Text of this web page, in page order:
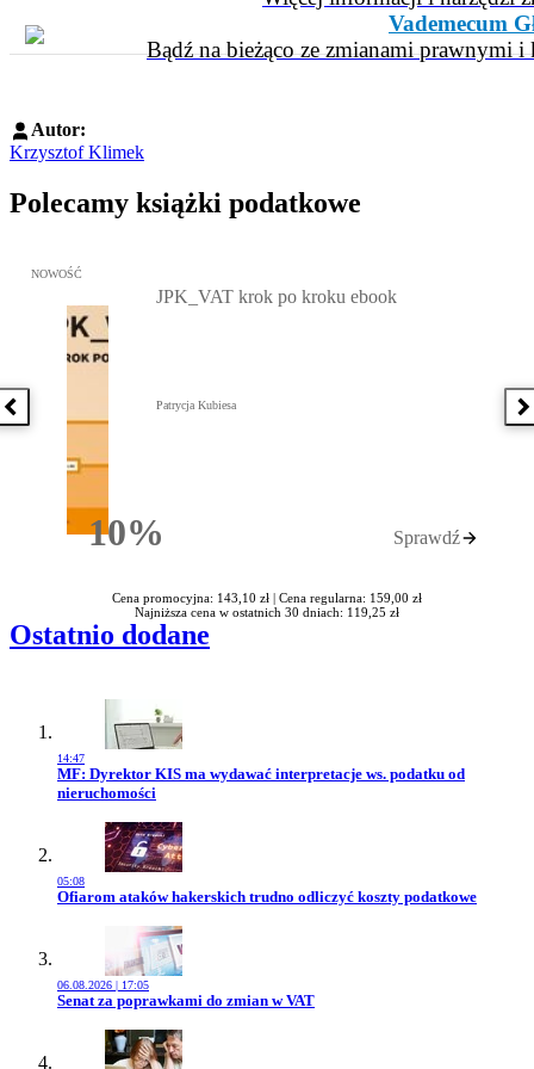
Vademecum
Bądź na bieżąco ze zmianami prawnymi
Autor:
Krzysztof Klimek
Polecamy książki podatkowe
Poprzednia książka
Przejdź do: JPK_VAT krok po kroku ebook, Patrycja Kubiesa -
NOWOŚĆ
10%Rabatu
JPK_VAT krok po kroku ebook
Patrycja Kubiesa
Sprawdź
Cena promocyjna: 143,10 zł | Cena regularna: 159,00 zł
Najniższa cena w ostatnich 30 dniach: 119,25 zł
Ostatnio dodane
14:47
Przejdź do artykułu:
MF: Dyrektor KIS ma wydawać interpretacje ws. podatku od
nieruchomości
05:08
Przejdź do artykułu:
Ofiarom ataków hakerskich trudno odliczyć koszty podatkowe
06.08.2026 | 17:05
Przejdź do artykułu:
Senat za poprawkami do zmian w VAT